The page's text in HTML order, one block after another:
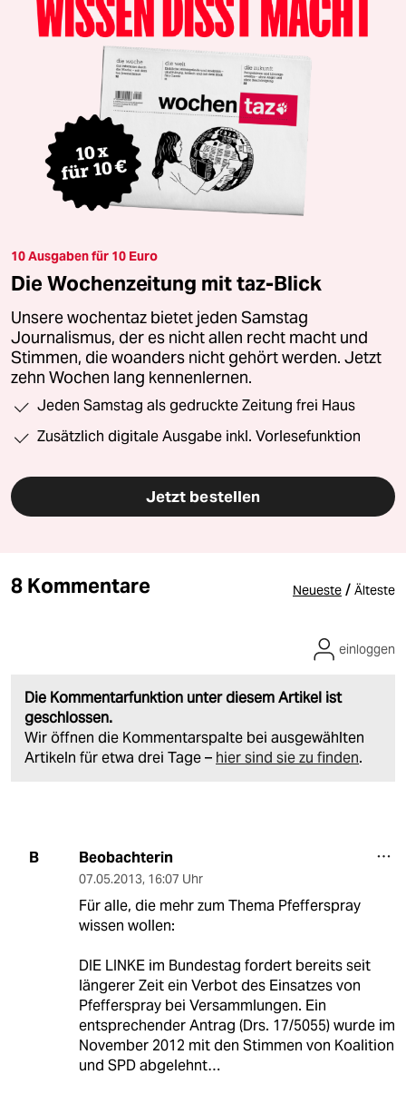
10 Ausgaben für 10 Euro
Die Wochenzeitung mit taz-Blick
Unsere wochentaz bietet jeden Samstag
Journalismus, der es nicht allen recht macht und
Stimmen, die woanders nicht gehört werden. Jetzt
zehn Wochen lang kennenlernen.
Jeden Samstag als gedruckte Zeitung frei Haus
Zusätzlich digitale Ausgabe inkl. Vorlesefunktion
Jetzt bestellen
8 Kommentare Neueste / Älteste
Die Kommentarfunktion unter diesem Artikel ist
geschlossen.
Wir öffnen die Kommentarspalte bei ausgewählten
Artikeln für etwa drei Tage – hier sind sie zu finden.
einloggen
B Beobachterin
07.05.2013, 16:07 Uhr
Für alle, die mehr zum Thema Pfefferspray
wissen wollen:
DIE LINKE im Bundestag fordert bereits seit
längerer Zeit ein Verbot des Einsatzes von
Pfefferspray bei Versammlungen. Ein
entsprechender Antrag (Drs. 17/5055) wurde im
November 2012 mit den Stimmen von Koalition
und SPD abgelehnt…